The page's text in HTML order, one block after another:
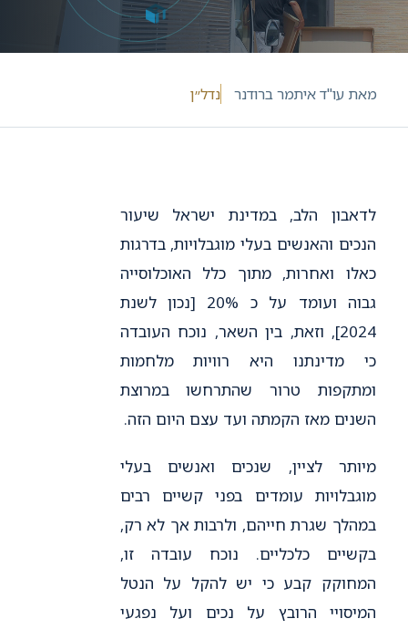
מאת עו"ד איתמר ברודנר נדל״ן
לדאבון הלב, במדינת ישראל שיעור
הנכים והאנשים בעלי מוגבלויות, בדרגות
כאלו ואחרות, מתוך כלל האוכלוסייה
גבוה ועומד על כ 20% [נכון לשנת
2024], וזאת, בין השאר, נוכח העובדה
כי מדינתנו היא רוויות מלחמות
ומתקפות טרור שהתרחשו במרוצת
השנים מאז הקמתה ועד עצם היום הזה.
מיותר לציין, שנכים ואנשים בעלי
מוגבלויות עומדים בפני קשיים רבים
במהלך שגרת חייהם, ולרבות אך לא רק,
בקשיים כלכליים. נוכח עובדה זו,
המחוקק קבע כי יש להקל על הנטל
המיסויי הרובץ על נכים ועל נפגעי